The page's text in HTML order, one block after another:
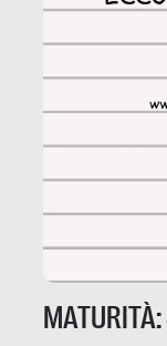
MATURITÀ: